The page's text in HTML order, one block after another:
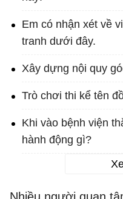
Em có nhận xét về
tranh dưới đây.
Xây dựng nội quy
Trò chơi thi kể tên
Khi vào bệnh viện
hành động gì?